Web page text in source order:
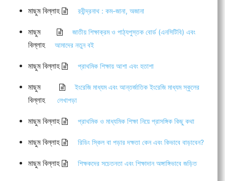
মাছুম বিল্লাহ রবীন্দ্রনাথ : কম-জানা, অজানা
মাছুম
বিল্লাহ
জাতীয় শিক্ষাক্রম ও পাঠ্যপুস্তক বোর্ড (এনসিটিবি) এবং
আমাদের নতুন বই
মাছুম বিল্লাহ প্রাথমিক শিক্ষায় আশা এবং হতাশা
মাছুম
বিল্লাহ
ইংরেজি মাধ্যম এবং আন্তর্জাতিক ইংরেজি মাধ্যম স্কুলের
লেখাপড়া
মাছুম বিল্লাহ প্রাথমিক ও মাধ্যমিক শিক্ষা নিয়ে প্রাসঙ্গিক কিছু কথা
মাছুম বিল্লাহ রিডিং স্কিল বা পড়ার দক্ষতা কেন এবং কিভাবে বাড়াবেন?
মাছুম বিল্লাহ শিক্ষকদের সচেতনতা এবং শিক্ষাদান অঙ্গাঙ্গিভাবে জড়িত